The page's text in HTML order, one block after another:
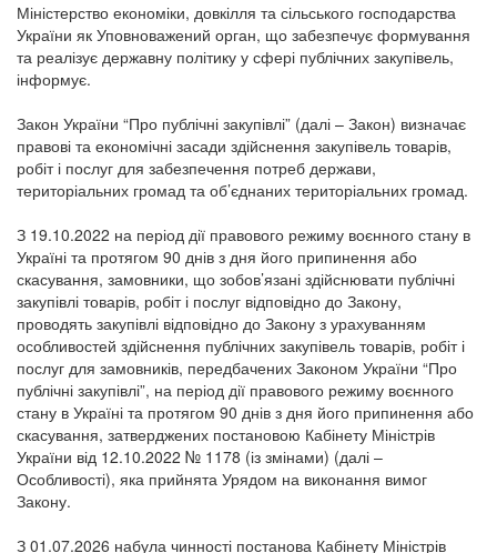
Міністерство економіки, довкілля та сільського господарства
України як Уповноважений орган, що забезпечує формування
та реалізує державну політику у сфері публічних закупівель,
інформує.
Закон України “Про публічні закупівлі” (далі – Закон) визначає
правові та економічні засади здійснення закупівель товарів,
робіт і послуг для забезпечення потреб держави,
територіальних громад та об’єднаних територіальних громад.
З 19.10.2022 на період дії правового режиму воєнного стану в
Україні та протягом 90 днів з дня його припинення або
скасування, замовники, що зобов’язані здійснювати публічні
закупівлі товарів, робіт і послуг відповідно до Закону,
проводять закупівлі відповідно до Закону з урахуванням
особливостей здійснення публічних закупівель товарів, робіт і
послуг для замовників, передбачених Законом України “Про
публічні закупівлі”, на період дії правового режиму воєнного
стану в Україні та протягом 90 днів з дня його припинення або
скасування, затверджених постановою Кабінету Міністрів
України від 12.10.2022 № 1178 (із змінами) (далі –
Особливості), яка прийнята Урядом на виконання вимог
Закону.
З 01.07.2026 набула чинності постанова Кабінету Міністрів